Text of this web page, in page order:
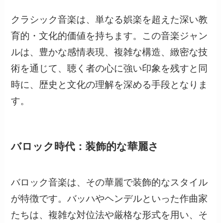
クラシック音楽は、単なる娯楽を超えた深い教
育的・文化的価値を持ちます。この音楽ジャン
ルは、豊かな感情表現、複雑な構造、緻密な技
術を通じて、聴く者の心に強い印象を残すと同
時に、歴史と文化の理解を深める手段となりま
す。
バロック時代：装飾的な華麗さ
バロック音楽は、その華麗で装飾的なスタイル
が特徴です。バッハやヘンデルといった作曲家
たちは、複雑な対位法や厳格な形式を用い、そ